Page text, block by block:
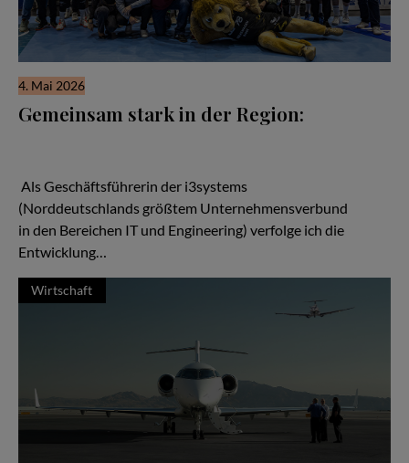
4. Mai 2026
Gemeinsam stark in der Region:
Als Geschäftsführerin der i3systems
(Norddeutschlands größtem Unternehmensverbund
in den Bereichen IT und Engineering) verfolge ich die
Entwicklung…
Wirtschaft